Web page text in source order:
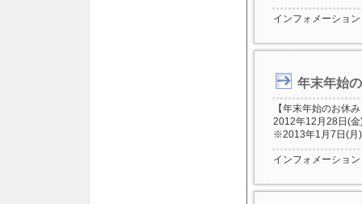
インフォメーション
年末年始
【年末年始のお休
2012年12月28日(
※2013年1月7日(月
インフォメーション